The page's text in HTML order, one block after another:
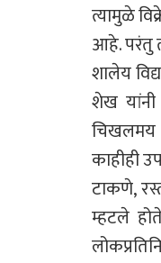
त्यामुळे
आहे. परंतु
शालेय
शेख यांनी
चिखलमय
काहीही
टाकणे,
म्हटले